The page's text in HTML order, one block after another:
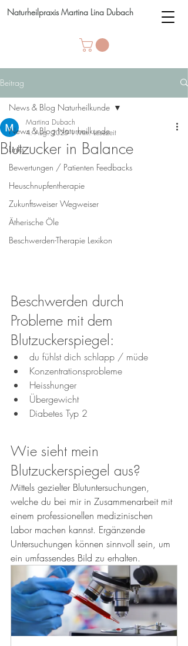
Naturheilpraxis Martina Lina Dubach
Beitrag
News & Blog Naturheilkunde
Links
Bewertungen / Patienten Feedbacks
Heuschnupfentherapie
Zukunftsweiser Wegweiser
Ätherische Öle
Beschwerden-Therapie Lexikon
News & Blog Naturheilkunde
Blutzucker in Balance
Martina Dubach
4. Aug. 2025 1 Min. Lesezeit
Beschwerden durch
Probleme mit dem
Blutzuckerspiegel:
du fühlst dich schlapp / müde
Konzentrationsprobleme
Heisshunger
Übergewicht
Diabetes Typ 2
Wie sieht mein
Blutzuckerspiegel aus?
Mittels gezielter Blutuntersuchungen,
welche du bei mir in Zusammenarbeit mit
einem professionellen medizinischen
Labor machen kannst. Ergänzende
Untersuchungen können sinnvoll sein, um
ein umfassendes Bild zu erhalten.